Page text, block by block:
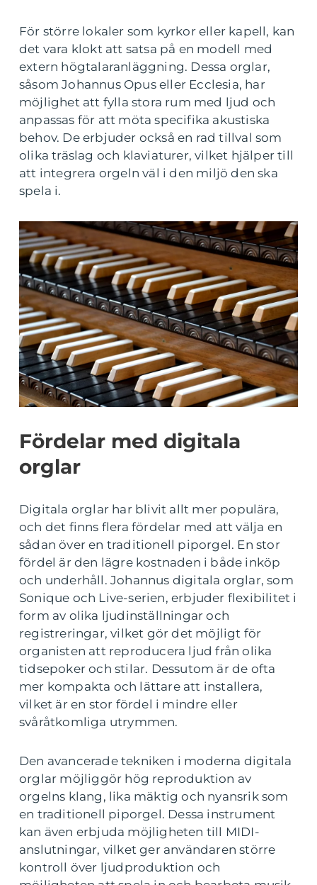
För större lokaler som kyrkor eller kapell, kan
det vara klokt att satsa på en modell med
extern högtalaranläggning. Dessa orglar,
såsom Johannus Opus eller Ecclesia, har
möjlighet att fylla stora rum med ljud och
anpassas för att möta specifika akustiska
behov. De erbjuder också en rad tillval som
olika träslag och klaviaturer, vilket hjälper till
att integrera orgeln väl i den miljö den ska
spela i.
Fördelar med digitala
orglar
Digitala orglar har blivit allt mer populära,
och det finns flera fördelar med att välja en
sådan över en traditionell piporgel. En stor
fördel är den lägre kostnaden i både inköp
och underhåll. Johannus digitala orglar, som
Sonique och Live-serien, erbjuder flexibilitet i
form av olika ljudinställningar och
registreringar, vilket gör det möjligt för
organisten att reproducera ljud från olika
tidsepoker och stilar. Dessutom är de ofta
mer kompakta och lättare att installera,
vilket är en stor fördel i mindre eller
svåråtkomliga utrymmen.
Den avancerade tekniken i moderna digitala
orglar möjliggör hög reproduktion av
orgelns klang, lika mäktig och nyansrik som
en traditionell piporgel. Dessa instrument
kan även erbjuda möjligheten till MIDI-
anslutningar, vilket ger användaren större
kontroll över ljudproduktion och